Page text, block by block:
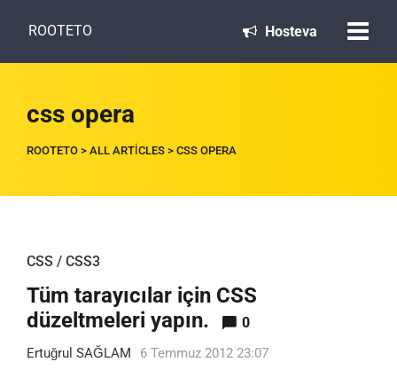
ROOTETO Hosteva
css opera
ROOTETO > ALL ARTICLES > CSS OPERA
CSS / CSS3
Tüm tarayıcılar için CSS
düzeltmeleri yapın.
0
Ertuğrul SAĞLAM 6 Temmuz 2012 23:07